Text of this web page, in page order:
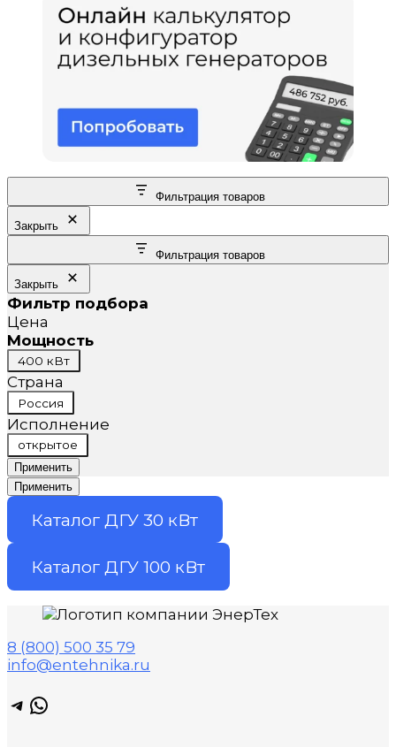
Фильтрация товаров
Закрыть
Фильтрация товаров
Закрыть
Фильтр подбора
Цена
Мощность
Мощность
400 кВт
Страна
Страна
Россия
Исполнение
Исполнение
открытое
Применить
Применить
Каталог ДГУ 30 кВт
Каталог ДГУ 100 кВт
8 (800) 500 35 79
info@entehnika.ru
Telegram
WhatsApp